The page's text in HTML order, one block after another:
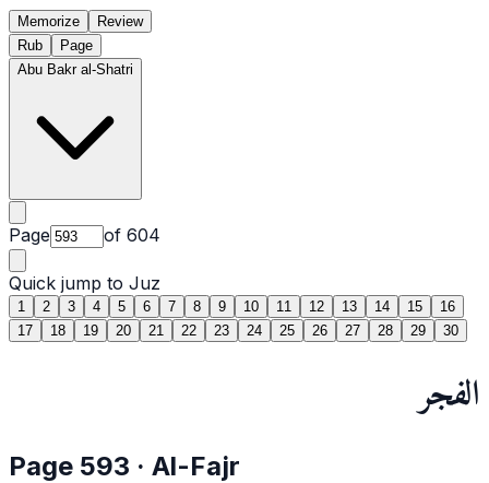
Memorize
Review
Rub
Page
Abu Bakr al-Shatri
Page of 604
Quick jump to Juz
1 2 3 4 5 6 7 8 9 10 11 12 13 14 15
16
17
18 19 20 21 22 23 24 25 26 27 28 29 30
الفجر
Page 593 · Al-Fajr